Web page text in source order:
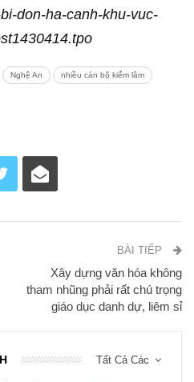
don-ha-canh-khu-vuc-
Nghệ An nhiều cán bộ kiểm lâm
BÀI TIẾP
Xây dựng văn hóa không
tham nhũng phải rất chú trọng
giáo dục danh dự, liêm sỉ
Tất Cả Các